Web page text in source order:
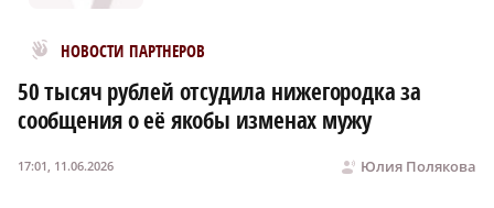
НОВОСТИ ПАРТНЕРОВ
Новости МирТесен
50 тысяч рублей отсудила нижегородка за
сообщения о её якобы изменах мужу
Юлия Полякова
17:01, 11.06.2026